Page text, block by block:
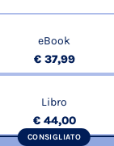
eBook
€ 37,99
Libro
€ 44,00
CONSIGLIATO